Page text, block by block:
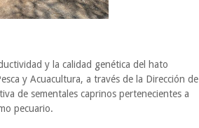
y la calidad genética del hato
y Acuacultura, a través de la Dirección de
de sementales caprinos pertenecientes a
pecuario.